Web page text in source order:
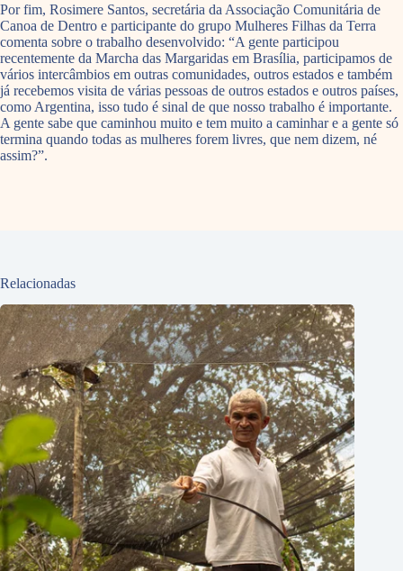
Por fim, Rosimere Santos, secretária da Associação Comunitária de
Canoa de Dentro e participante do grupo Mulheres Filhas da Terra
comenta sobre o trabalho desenvolvido: “A gente participou
recentemente da Marcha das Margaridas em Brasília, participamos de
vários intercâmbios em outras comunidades, outros estados e também
já recebemos visita de várias pessoas de outros estados e outros países,
como Argentina, isso tudo é sinal de que nosso trabalho é importante.
A gente sabe que caminhou muito e tem muito a caminhar e a gente só
termina quando todas as mulheres forem livres, que nem dizem, né
assim?”.
Relacionadas